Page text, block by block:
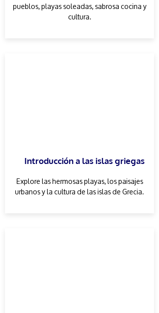
pueblos, playas soleadas, sabrosa cocina y
cultura.
Introducción a las islas griegas
Explore las hermosas playas, los paisajes
urbanos y la cultura de las islas de Grecia.